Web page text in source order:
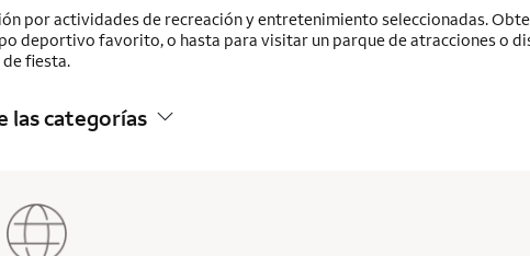
por actividades de recreación y entretenimiento seleccionadas.
deportivo favorito, o hasta para visitar un parque de atracciones o
de fiesta.
las categorías